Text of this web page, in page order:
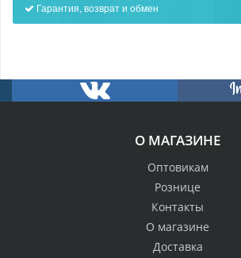
Гарантия, возврат и обмен
О МАГАЗИНЕ
Оптовикам
Рознице
Контакты
О магазине
Доставка